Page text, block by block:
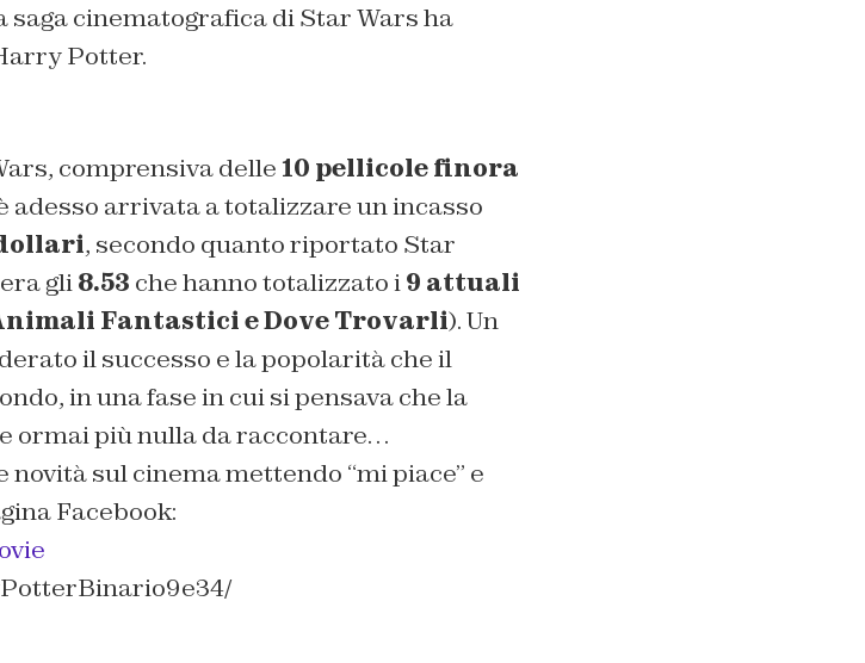
saga cinematografica di Star Wars ha
Potter.
comprensiva delle 10 pellicole finora
adesso arrivata a totalizzare un incasso
, secondo quanto riportato Star
gli8.53 che hanno totalizzato i9 attuali
Fantastici e Dove Trovarli). Un
il successo e la popolarità che il
in una fase in cui si pensava che la
ormai più nulla da raccontare…
novità sul cinema mettendo “mi piace” e
Facebook: